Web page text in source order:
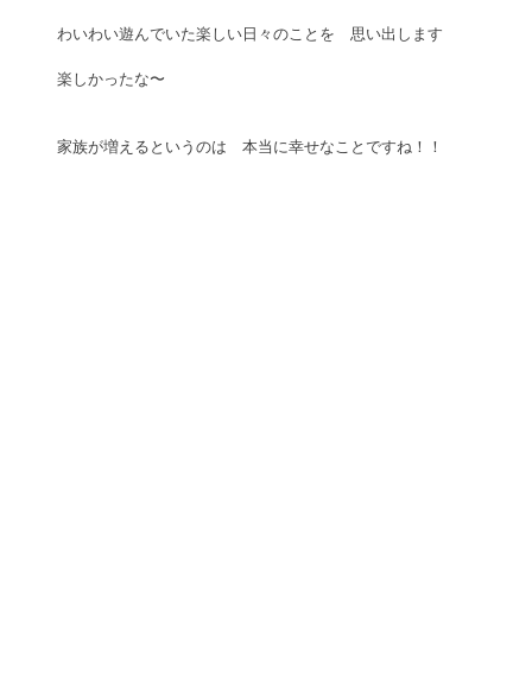
わいわい遊んでいた楽しい日々のことを　思い出します
楽しかったな〜
家族が増えるというのは　本当に幸せなことですね！！